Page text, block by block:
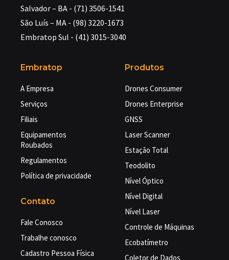
Salvador – BA - (71) 3506-1541
São Luís – MA - (98) 3220-1673
Embratop Sul - (41) 3015-3040
Embratop
A Empresa
Serviços
Filiais
Equipamentos
Roubados
Regulamentos
Política de privacidade
Contato
Fale Conosco
Trabalhe conosco
Cadastro Pessoa Física
Produtos
Drones Consumer
Drones Enterprise
GNSS
Laser Scanner
Estação Total
Teodolito
Nível Óptico
Nível Digital
Nível Laser
Controle de Máquinas
Ecobatímetro
Coletor de Dados